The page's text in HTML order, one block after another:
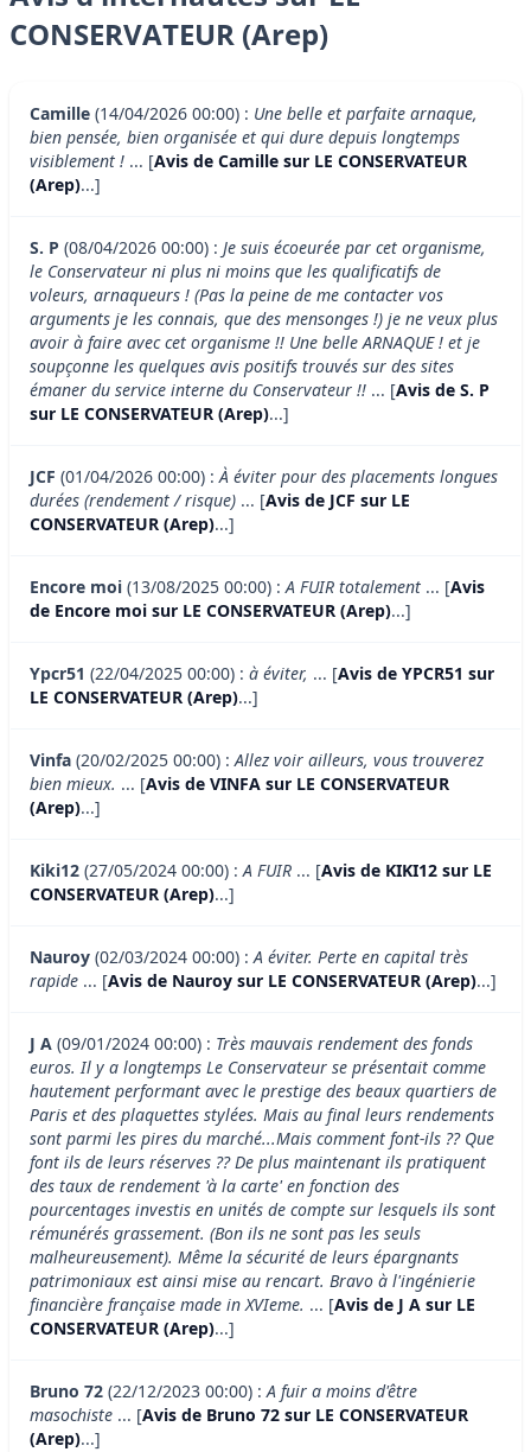
CONSERVATEUR (Arep)
Camille (14/04/2026 00:00) : Une belle et parfaite arnaque,
bien pensée, bien organisée et qui dure depuis longtemps
visiblement ! ... [Avis de Camille sur LE CONSERVATEUR
(Arep)...]
S. P (08/04/2026 00:00) : Je suis écoeurée par cet organisme,
le Conservateur ni plus ni moins que les qualificatifs de
voleurs, arnaqueurs ! (Pas la peine de me contacter vos
arguments je les connais, que des mensonges !) je ne veux plus
avoir à faire avec cet organisme !! Une belle ARNAQUE ! et je
soupçonne les quelques avis positifs trouvés sur des sites
émaner du service interne du Conservateur !! ... [Avis de S. P
sur LE CONSERVATEUR (Arep)...]
JCF (01/04/2026 00:00) :À éviter pour des placements longues
durées (rendement / risque) ... [Avis de JCF sur LE
CONSERVATEUR (Arep)...]
Encore moi (13/08/2025 00:00) :A FUIR totalement ... [Avis
de Encore moi sur LE CONSERVATEUR (Arep)...]
Ypcr51 (22/04/2025 00:00) : à éviter, ... [Avis de YPCR51 sur
LE CONSERVATEUR (Arep)...]
Vinfa (20/02/2025 00:00) :Allez voir ailleurs, vous trouverez
bien mieux. ... [Avis de VINFA sur LE CONSERVATEUR
(Arep)...]
Kiki12 (27/05/2024 00:00) :A FUIR ... [Avis de KIKI12 sur LE
CONSERVATEUR (Arep)...]
Nauroy (02/03/2024 00:00) :A éviter. Perte en capital très
rapide ... [Avis de Nauroy sur LE CONSERVATEUR (Arep)...]
J A (09/01/2024 00:00) : Très mauvais rendement des fonds
euros. Il y a longtemps Le Conservateur se présentait comme
hautement performant avec le prestige des beaux quartiers de
Paris et des plaquettes stylées. Mais au final leurs rendements
sont parmi les pires du marché...Mais comment font-ils ?? Que
font ils de leurs réserves ?? De plus maintenant ils pratiquent
des taux de rendement 'à la carte' en fonction des
pourcentages investis en unités de compte sur lesquels ils sont
rémunérés grassement. (Bon ils ne sont pas les seuls
malheureusement). Même la sécurité de leurs épargnants
patrimoniaux est ainsi mise au rencart. Bravo à l'ingénierie
financière française made in XVIeme. ... [Avis de J A sur LE
CONSERVATEUR (Arep)...]
Bruno 72 (22/12/2023 00:00) :A fuir a moins d'être
masochiste ... [Avis de Bruno 72 sur LE CONSERVATEUR
(Arep)...]